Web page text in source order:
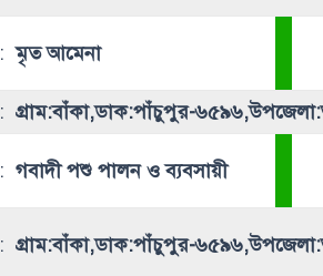
:মৃত আমেনা
: গ্রাম:বাঁকা,ডাক:পাঁচুপুর-
: গবাদী পশু পালন ও ব্যবসায়ী
: গ্রাম:বাঁকা,ডাক:পাঁচুপুর-